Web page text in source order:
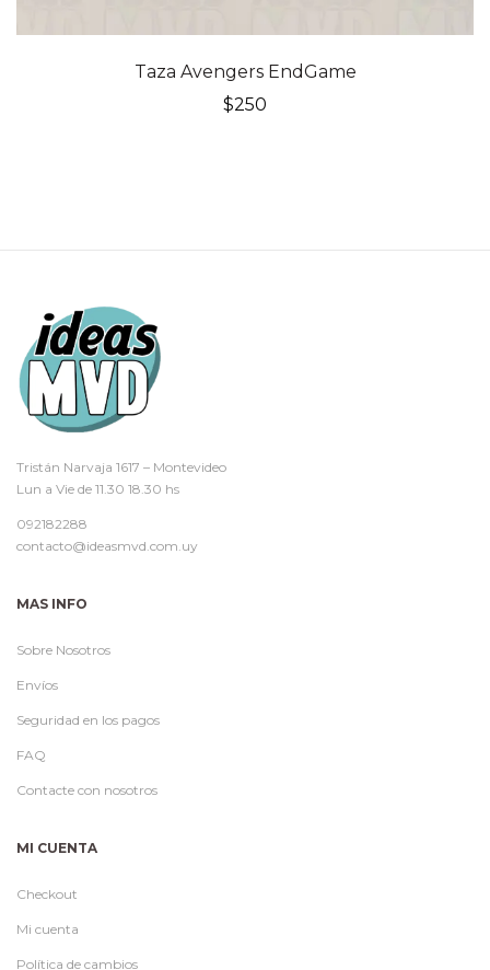
Taza Avengers EndGame
$250
Tristán Narvaja 1617 – Montevideo
Lun a Vie de 11.30 18.30 hs
092182288
contacto@ideasmvd.com.uy
MAS INFO
Sobre Nosotros
Envíos
Seguridad en los pagos
FAQ
Contacte con nosotros
MI CUENTA
Checkout
Mi cuenta
Política de cambios